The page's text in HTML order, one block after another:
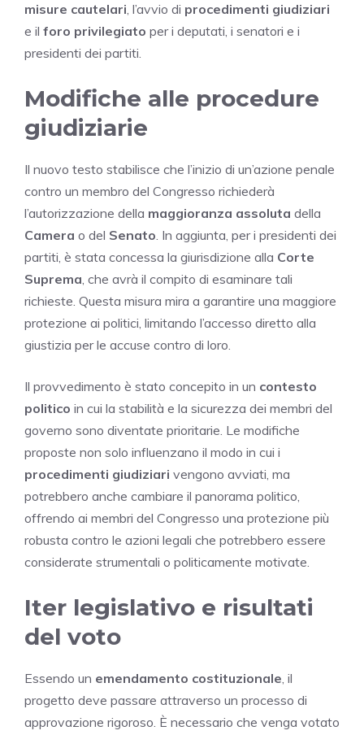
misure cautelari, l’avvio di procedimenti giudiziari
e il foro privilegiato per i deputati, i senatori e i
presidenti dei partiti.
Modifiche alle procedure
giudiziarie
Il nuovo testo stabilisce che l’inizio di un’azione penale
contro un membro del Congresso richiederà
l’autorizzazione della maggioranza assoluta della
Camera o del Senato. In aggiunta, per i presidenti dei
partiti, è stata concessa la giurisdizione alla Corte
Suprema, che avrà il compito di esaminare tali
richieste. Questa misura mira a garantire una maggiore
protezione ai politici, limitando l’accesso diretto alla
giustizia per le accuse contro di loro.
Il provvedimento è stato concepito in un contesto
politico in cui la stabilità e la sicurezza dei membri del
governo sono diventate prioritarie. Le modifiche
proposte non solo influenzano il modo in cui i
procedimenti giudiziari vengono avviati, ma
potrebbero anche cambiare il panorama politico,
offrendo ai membri del Congresso una protezione più
robusta contro le azioni legali che potrebbero essere
considerate strumentali o politicamente motivate.
Iter legislativo e risultati
del voto
Essendo un emendamento costituzionale, il
progetto deve passare attraverso un processo di
approvazione rigoroso. È necessario che venga votato